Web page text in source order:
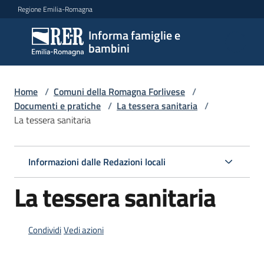
Vai al contenuto
Vai alla navigazione
Vai al footer
Regione Emilia-Romagna
Informa famiglie e
bambini
Informa
famiglie
e
bambini
Home / Comuni della Romagna Forlivese /
Documenti e pratiche / La tessera sanitaria /
La tessera sanitaria
Informazioni dalle Redazioni locali
La tessera sanitaria
CondividiVedi azioni